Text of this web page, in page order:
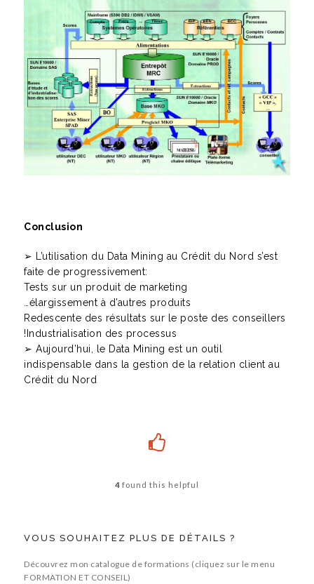
Conclusion
➢ L’utilisation du Data Mining au Crédit du Nord s’est
faite de progressivement:
Tests sur un produit de marketing
…élargissement à d’autres produits
Redescente des résultats sur le poste des conseillers
!Industrialisation des processus
➢ Aujourd’hui, le Data Mining est un outil
indispensable dans la gestion de la relation client au
Crédit du Nord
4 found this helpful
VOUS SOUHAITEZ PLUS DE DÉTAILS ?
Découvrez mon catalogue de formations (cliquez sur le menu
FORMATION ET CONSEIL)